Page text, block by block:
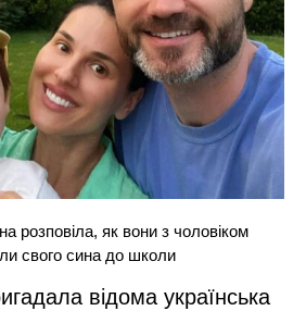
розповіла, як вони з чоловіком
свого сина до школи
відома українська